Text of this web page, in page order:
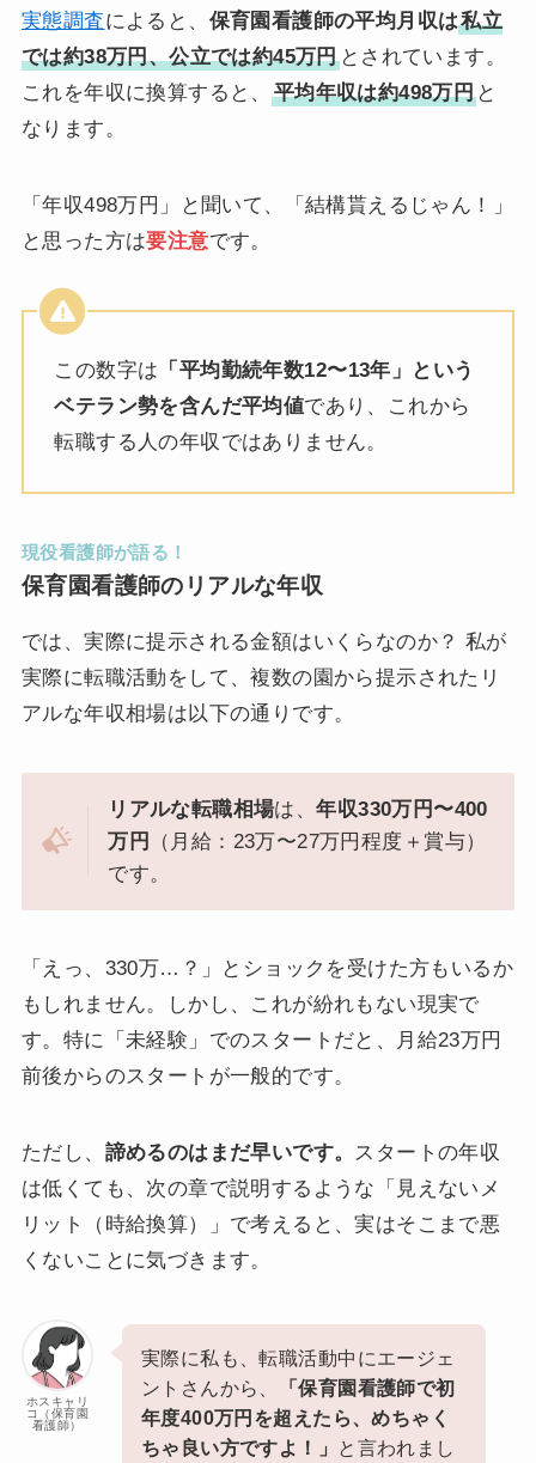
実態調査によると、 保育園看護師の平均月収は私立
では約38万円、公立では約45万円とされています。
これを年収に換算すると、
平均年収は約498万円 と
なります。
「年収498万円」と聞いて、「結構貰えるじゃん！」
と思った方は要注意です。
この数字は 「平均勤続年数12〜13年」という
ベテラン勢を含んだ平均値であり、これから
転職する人の年収ではありません。
現役看護師が語る！
保育園看護師のリアルな年収
では、実際に提示される金額はいくらなのか？ 私が
実際に転職活動をして、複数の園から提示されたリ
アルな年収相場は以下の通りです。
リアルな転職相場は、年収330万円〜400
万円
（月給：23万〜27万円程度＋賞与）
です。
「えっ、330万…？」とショックを受けた方もいるか
もしれません。しかし、これが紛れもない現実で
す。特に「未経験」でのスタートだと、月給23万円
前後からのスタートが一般的です。
ただし、 諦めるのはまだ早いです。
スタートの年収
は低くても、次の章で説明するような「見えないメ
リット（時給換算）」で考えると、実はそこまで悪
くないことに気づきます。
ホスキャリ
コ（保育園
看護師）
実際に私も、転職活動中にエージェ
ントさんから、
「保育園看護師で初
年度400万円を超えたら、めちゃく
ちゃ良い方ですよ！」
と言われまし